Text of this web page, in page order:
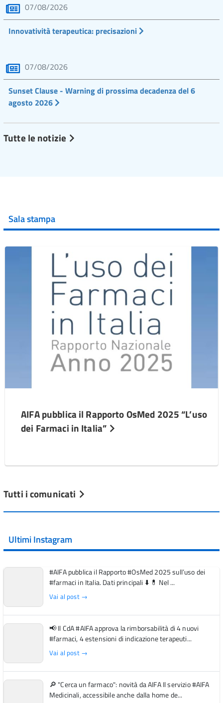
07/08/2026
Innovatività terapeutica: precisazioni
07/08/2026
Sunset Clause - Warning di prossima decadenza del 6
agosto 2026
Tutte le notizie
Sala stampa
AIFA pubblica il Rapporto OsMed 2025 “L’uso
dei Farmaci in Italia”
Tutti i comunicati
Ultimi Instagram
#AIFA pubblica il Rapporto #OsMed 2025 sull’uso dei
#farmaci in Italia. Dati principali ⬇️ 💊 Nel ...
Vai al post →
📢 Il CdA #AIFA approva la rimborsabilità di 4 nuovi
#farmaci, 4 estensioni di indicazione terapeuti...
Vai al post →
🔎 "Cerca un farmaco": novità da AIFA Il servizio #AIFA
Medicinali, accessibile anche dalla home de...